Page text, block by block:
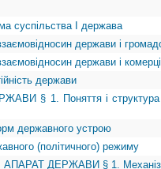
суспільства І держава
держави і
держави і
держави
§ 1. Поняття і
державного устрою
(політичного) режиму
АПАРАТ ДЕРЖАВИ § 1.